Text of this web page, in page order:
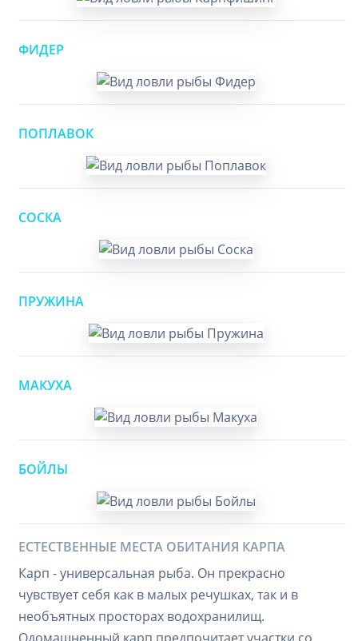
ФИДЕР
ПОПЛАВОК
СОСКА
ПРУЖИНА
МАКУХА
БОЙЛЫ
ЕСТЕСТВЕННЫЕ МЕСТА ОБИТАНИЯ КАРПА
Карп - универсальная рыба. Он прекрасно
чувствует себя как в малых речушках, так и в
необъятных просторах водохранилищ.